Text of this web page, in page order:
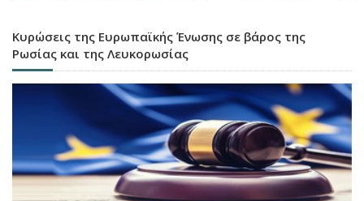
Κυρώσεις της Ευρωπαϊκής Ένωσης σε βάρος της
Ρωσίας και της Λευκορωσίας